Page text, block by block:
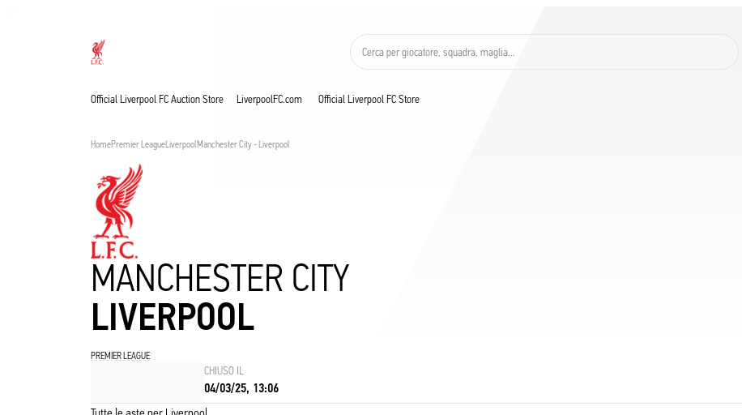
Cerca per giocatore, squadra, maglia...
Official Liverpool FC Auction Store LiverpoolFC.com Official Liverpool FC Store
HomePremier LeagueLiverpoolManchester City - Liverpool
MANCHESTER CITY
LIVERPOOL
PREMIER LEAGUE
CHIUSO IL
04/03/25, 13:06